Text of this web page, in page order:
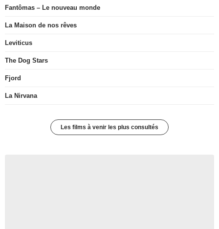
Fantômas – Le nouveau monde
La Maison de nos rêves
Leviticus
The Dog Stars
Fjord
La Nirvana
Les films à venir les plus consultés